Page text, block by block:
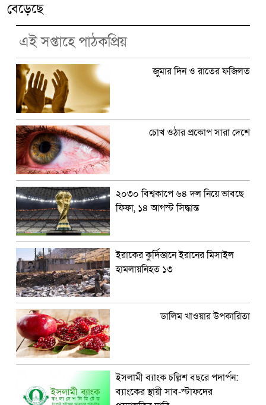
বেড়েছে
এই সপ্তাহে পাঠকপ্রিয়
জুমার দিন ও রাতের ফজিলত
চোখ ওঠার প্রকোপ সারা দেশে
২০৩০ বিশ্বকাপে ৬৪ দল নিয়ে ভাবছে
ফিফা, ১৪ আগস্ট সিদ্ধান্ত
ইরাকের কুর্দিস্তানে ইরানের মিসাইল
হামলায়নিহত ১৩
ডালিম খাওয়ার উপকারিতা
ইসলামী ব্যাংক চল্লিশ বছরে পদার্পন:
ব্যাংকের স্থায়ী সাব-স্টাফদের